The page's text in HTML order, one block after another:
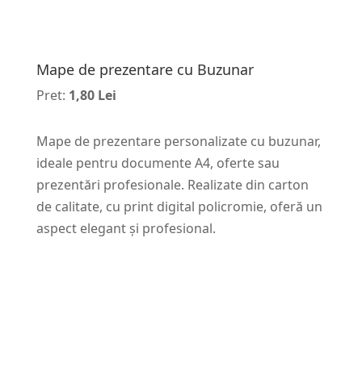
Mape de prezentare cu Buzunar
Pret: 1,80 Lei
Mape de prezentare personalizate cu buzunar,
ideale pentru documente A4, oferte sau
prezentări profesionale. Realizate din carton
de calitate, cu print digital policromie, oferă un
aspect elegant și profesional.